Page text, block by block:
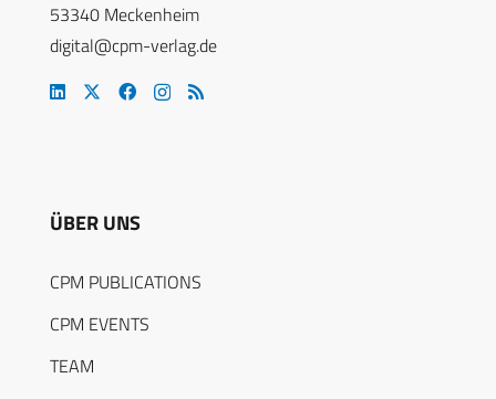
53340 Meckenheim
digital@cpm-verlag.de
ÜBER UNS
CPM PUBLICATIONS
CPM EVENTS
TEAM